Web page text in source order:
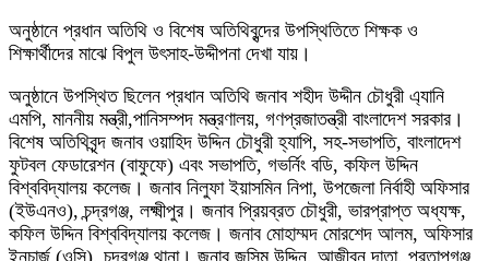
​অনুষ্ঠানে প্রধান অতিথি ও বিশেষ অতিথিবৃন্দের উপস্থিতিতে শিক্ষক ও
শিক্ষার্থীদের মাঝে বিপুল উৎসাহ-উদ্দীপনা দেখা যায়।
​অনুষ্ঠানে উপস্থিত ছিলেন প্রধান অতিথি জনাব শহীদ উদ্দীন চৌধুরী এ্যানি
এমপি, মাননীয় মন্ত্রী,পানিসম্পদ মন্ত্রণালয়, গণপ্রজাতন্ত্রী বাংলাদেশ সরকার।
বিশেষ অতিথিবৃন্দ জনাব ওয়াহিদ উদ্দিন চৌধুরী হ্যাপি, সহ-সভাপতি, বাংলাদেশ
ফুটবল ফেডারেশন (বাফুফে) এবং সভাপতি, গভর্নিং বডি, কফিল উদ্দিন
বিশ্ববিদ্যালয় কলেজ। জনাব নিলুফা ইয়াসমিন নিপা, উপজেলা নির্বাহী অফিসার
(ইউএনও), চন্দ্রগঞ্জ, লক্ষ্মীপুর। জনাব প্রিয়ব্রত চৌধুরী, ভারপ্রাপ্ত অধ্যক্ষ,
কফিল উদ্দিন বিশ্ববিদ্যালয় কলেজ। জনাব মোহাম্মদ মোরশেদ আলম, অফিসার
ইনচার্জ (ওসি), চন্দ্রগঞ্জ থানা। জনাব জসিম উদ্দিন, আজীবন দাতা, প্রতাপগঞ্জ